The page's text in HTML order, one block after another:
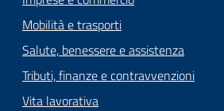
Mobilità e trasporti
Salute, benessere e assistenza
Tributi, finanze e contravvenzioni
Vita lavorativa